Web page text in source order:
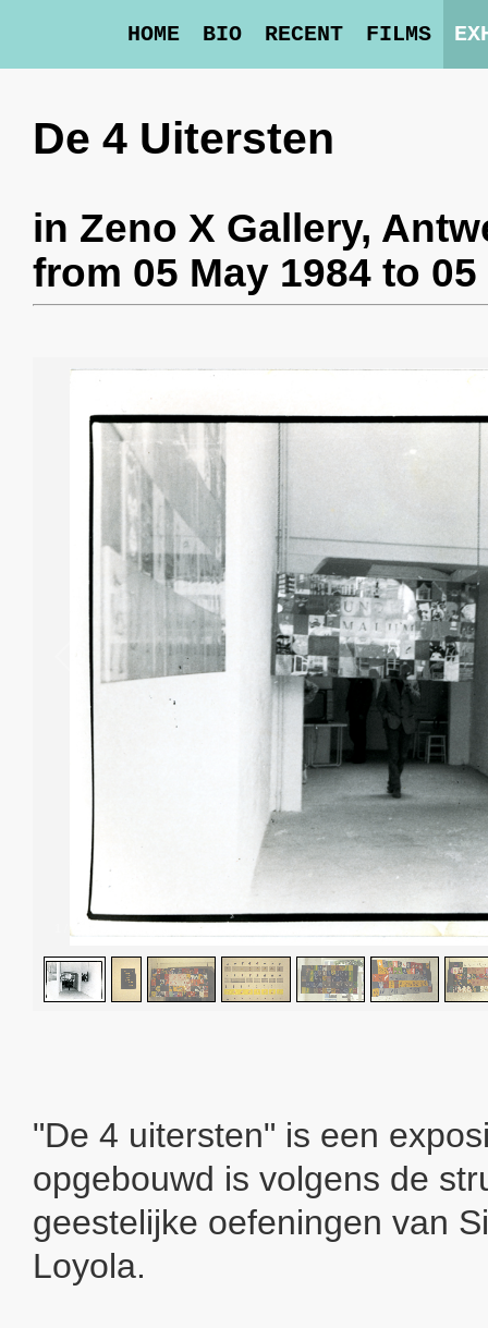
HOME BIO RECENT FILMS
De 4 Uitersten
in Zeno X Gallery,
from 05 May 1984 to
/
"De 4 uitersten" is een
opgebouwd is volgens de
geestelijke oefeningen van
Loyola.